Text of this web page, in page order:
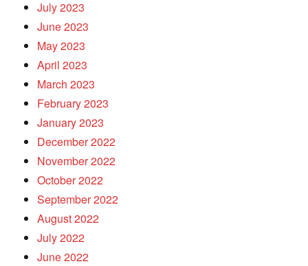
July 2023
June 2023
May 2023
April 2023
March 2023
February 2023
January 2023
December 2022
November 2022
October 2022
September 2022
August 2022
July 2022
June 2022